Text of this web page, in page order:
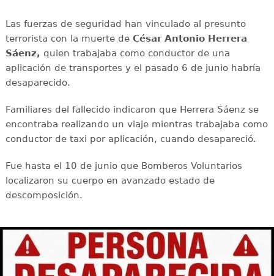
Las fuerzas de seguridad han vinculado al presunto
terrorista con la muerte de César Antonio Herrera
Sáenz, quien trabajaba como conductor de una
aplicación de transportes y el pasado 6 de junio habría
desaparecido.
Familiares del fallecido indicaron que Herrera Sáenz se
encontraba realizando un viaje mientras trabajaba como
conductor de taxi por aplicación, cuando desapareció.
Fue hasta el 10 de junio que Bomberos Voluntarios
localizaron su cuerpo en avanzado estado de
descomposición.